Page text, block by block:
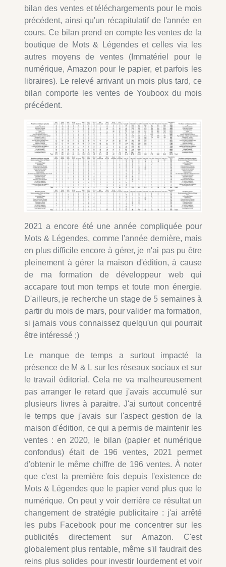
bilan des ventes et téléchargements pour le mois
précédent, ainsi qu'un récapitulatif de l'année en
cours. Ce bilan prend en compte les ventes de la
boutique de Mots & Légendes et celles via les
autres moyens de ventes (Immatériel pour le
numérique, Amazon pour le papier, et parfois les
libraires). Le relevé arrivant un mois plus tard, ce
bilan comporte les ventes de Youboox du mois
précédent.
2021 a encore été une année compliquée pour
Mots & Légendes, comme l'année dernière, mais
en plus difficile encore à gérer, je n'ai pas pu être
pleinement à gérer la maison d'édition, à cause
de ma formation de développeur web qui
accapare tout mon temps et toute mon énergie.
D'ailleurs, je recherche un stage de 5 semaines à
partir du mois de mars, pour valider ma formation,
si jamais vous connaissez quelqu'un qui pourrait
être intéressé ;)
Le manque de temps a surtout impacté la
présence de M & L sur les réseaux sociaux et sur
le travail éditorial. Cela ne va malheureusement
pas arranger le retard que j'avais accumulé sur
plusieurs livres à paraitre. J'ai surtout concentré
le temps que j'avais sur l'aspect gestion de la
maison d'édition, ce qui a permis de maintenir les
ventes : en 2020, le bilan (papier et numérique
confondus) était de 196 ventes, 2021 permet
d'obtenir le même chiffre de 196 ventes. À noter
que c'est la première fois depuis l'existence de
Mots & Légendes que le papier vend plus que le
numérique. On peut y voir derrière ce résultat un
changement de stratégie publicitaire : j'ai arrêté
les pubs Facebook pour me concentrer sur les
publicités directement sur Amazon. C'est
globalement plus rentable, même s'il faudrait des
reins plus solides pour investir lourdement et voir